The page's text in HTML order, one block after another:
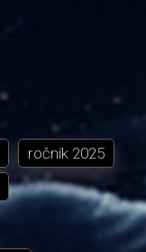
ročník 2025